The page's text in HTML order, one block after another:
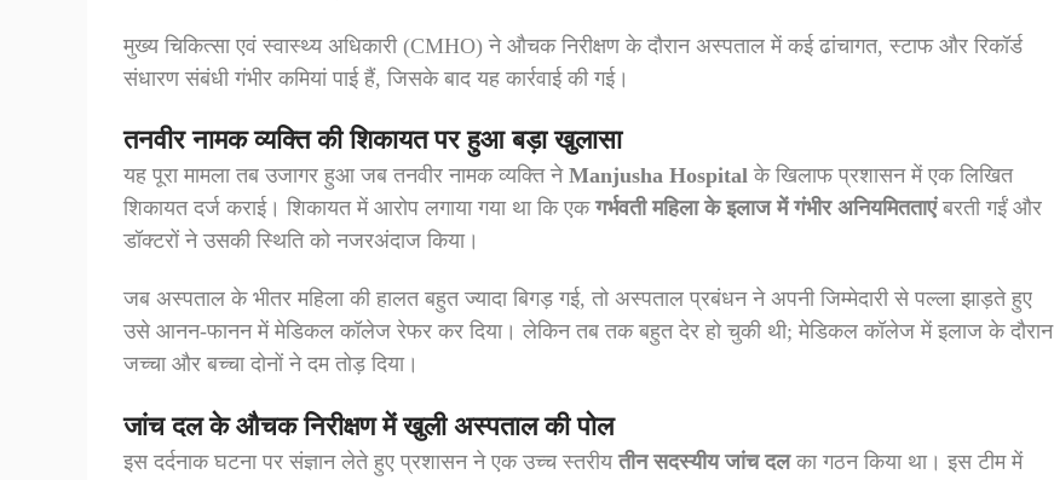
मुख्य चिकित्सा एवं स्वास्थ्य अधिकारी (CMHO) ने औचक निरीक्षण के दौरान अस्पताल में कई ढांचागत, स्टाफ और रिकॉर्ड
संधारण संबंधी गंभीर कमियां पाई हैं, जिसके बाद यह कार्रवाई की गई।
तनवीर नामक व्यक्ति की शिकायत पर हुआ बड़ा खुलासा
यह पूरा मामला तब उजागर हुआ जब तनवीर नामक व्यक्ति ने Manjusha Hospital के खिलाफ प्रशासन में एक लिखित
शिकायत दर्ज कराई। शिकायत में आरोप लगाया गया था कि एकगर्भवती महिला के इलाज में गंभीर अनियमितताएंबरती गईं और
डॉक्टरों ने उसकी स्थिति को नजरअंदाज किया।
जब अस्पताल के भीतर महिला की हालत बहुत ज्यादा बिगड़ गई, तो अस्पताल प्रबंधन ने अपनी जिम्मेदारी से पल्ला झाड़ते हुए
उसे आनन-फानन में मेडिकल कॉलेज रेफर कर दिया। लेकिन तब तक बहुत देर हो चुकी थी; मेडिकल कॉलेज में इलाज के दौरान
जच्चा और बच्चा दोनों ने दम तोड़ दिया।
जांच दल के औचक निरीक्षण में खुली अस्पताल की पोल
इस दर्दनाक घटना पर संज्ञान लेते हुए प्रशासन ने एक उच्च स्तरीयतीन सदस्यीय जांच दलका गठन किया था। इस टीम में